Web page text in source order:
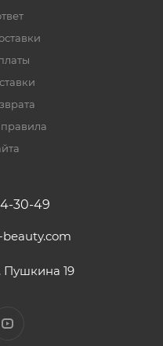
30-49
Пушкина 19